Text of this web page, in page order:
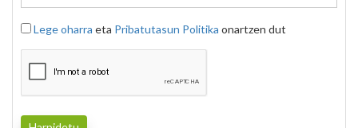
Lege oharra eta Pribatutasun Politika onartzen dut